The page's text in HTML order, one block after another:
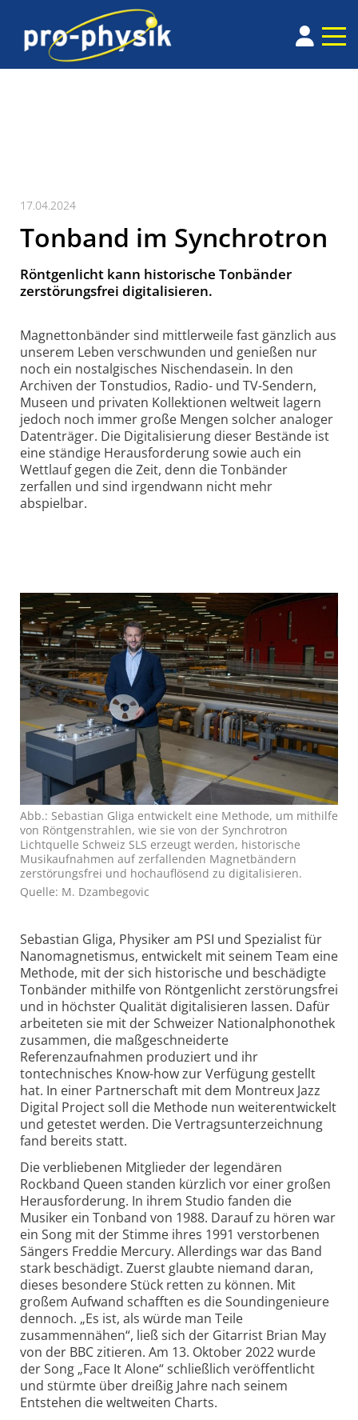
17.04.2024
Tonband im Synchrotron
Röntgenlicht kann historische Tonbänder
zerstörungsfrei digitalisieren.
Magnettonbänder sind mittlerweile fast gänzlich aus
unserem Leben verschwunden und genießen nur
noch ein nostalgisches Nischendasein. In den
Archiven der Tonstudios, Radio- und TV-Sendern,
Museen und privaten Kollektionen weltweit lagern
jedoch noch immer große Mengen solcher analoger
Datenträger. Die Digitalisierung dieser Bestände ist
eine ständige Herausforderung sowie auch ein
Wettlauf gegen die Zeit, denn die Tonbänder
zerfallen und sind irgendwann nicht mehr
abspielbar.
Abb.: Sebastian Gliga entwickelt eine Methode, um mithilfe
von Röntgenstrahlen, wie sie von der Synchrotron
Lichtquelle Schweiz SLS erzeugt werden, historische
Musikaufnahmen auf zerfallenden Magnetbändern
zerstörungsfrei und hochauflösend zu digitalisieren.
Quelle: M. Dzambegovic
Sebastian Gliga, Physiker am PSI und Spezialist für
Nanomagnetismus, entwickelt mit seinem Team eine
Methode, mit der sich historische und beschädigte
Tonbänder mithilfe von Röntgenlicht zerstörungsfrei
und in höchster Qualität digitalisieren lassen. Dafür
arbeiteten sie mit der Schweizer Nationalphonothek
zusammen, die maßgeschneiderte
Referenzaufnahmen produziert und ihr
tontechnisches Know-how zur Verfügung gestellt
hat. In einer Partnerschaft mit dem Montreux Jazz
Digital Project soll die Methode nun weiterentwickelt
und getestet werden. Die Vertragsunterzeichnung
fand bereits statt.
Die verbliebenen Mitglieder der legendären
Rockband Queen standen kürzlich vor einer großen
Herausforderung. In ihrem Studio fanden die
Musiker ein Tonband von 1988. Darauf zu hören war
ein Song mit der Stimme ihres 1991 verstorbenen
Sängers Freddie Mercury. Allerdings war das Band
stark beschädigt. Zuerst glaubte niemand daran,
dieses besondere Stück retten zu können. Mit
großem Aufwand schafften es die Soundingenieure
dennoch. „Es ist, als würde man Teile
zusammennähen“, ließsich der Gitarrist Brian May
von der BBC zitieren. Am 13. Oktober 2022 wurde
der Song „Face It Alone“ schließlich veröffentlicht
und stürmte über dreißig Jahre nach seinem
Entstehen die weltweiten Charts.